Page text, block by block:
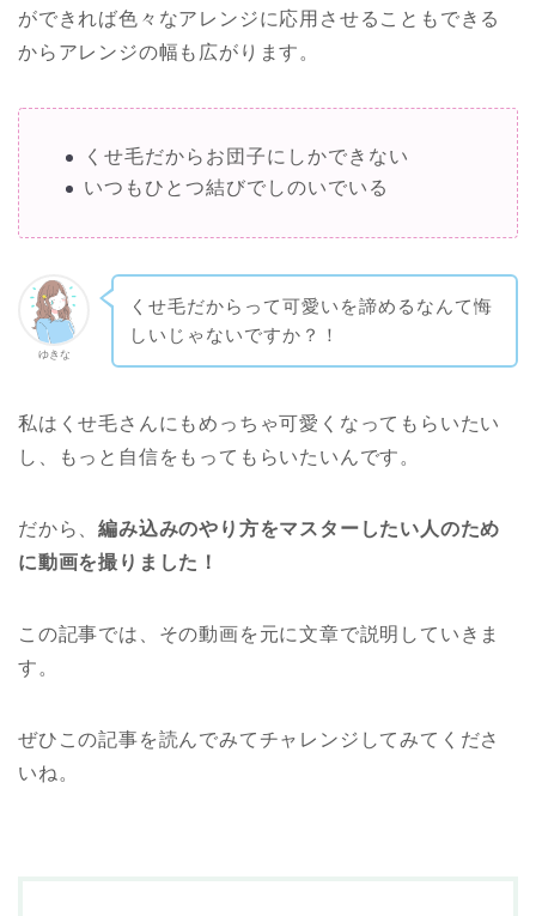
ができれば色々なアレンジに応用させることもできる
からアレンジの幅も広がります。
くせ毛だからお団子にしかできない
いつもひとつ結びでしのいでいる
ゆきな
くせ毛だからって可愛いを諦めるなんて悔
しいじゃないですか？！
私はくせ毛さんにもめっちゃ可愛くなってもらいたい
し、もっと自信をもってもらいたいんです。
だから、編み込みのやり方をマスターしたい人のため
に動画を撮りました！
この記事では、その動画を元に文章で説明していきま
す。
ぜひこの記事を読んでみてチャレンジしてみてくださ
いね。